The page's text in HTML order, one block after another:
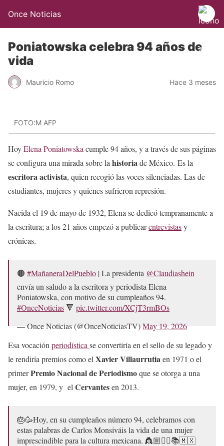
Once Noticias
Poniatowska celebra 94 años de
vida
Mauricio Romo Hace 3 meses
FOTO:M AFP
HoyElena Poniatowska cumple 94 años, y a través de sus páginas
se configura una mirada sobre la historiade México. Es la
escritora activista, quien recogió las voces silenciadas. Las de
estudiantes, mujeres y quienes sufrieron represión.
Nacida el 19 de mayo de 1932, Elena se dedicó tempranamente a
la escritura; a los 21 años empezó a publicarentrevistasy
crónicas.
🟤 #MañaneraDelPueblo | La presidenta @Claudiashein
envía un saludo a la escritora y periodista Elena
Poniatowska, con motivo de su cumpleaños 94.
#OnceNoticias 🔻 pic.twitter.com/XCjT3rmBOs
— Once Noticias (@OnceNoticiasTV)May 19, 2026
Esa vocación periodística se convertiría en el sello de su legado y
le rendiría premios como el Xavier Villaurrutiaen 1971 o el
primerPremio Nacional de Periodismoque se otorga a una
mujer, en 1979, y el Cervantesen 2013.
🎂🥳Hoy, en su cumpleaños número 94, celebramos con
estas palabras de Carlos Monsiváis la vida de una mujer
imprescindible para la cultura mexicana. 👸🏼✍🏼📚🇲🇽